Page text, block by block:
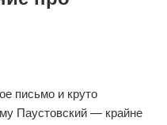
письмо и круто
Паустовский — крайне